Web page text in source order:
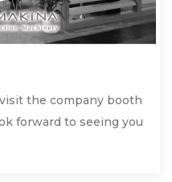
the company booth
forward to seeing you